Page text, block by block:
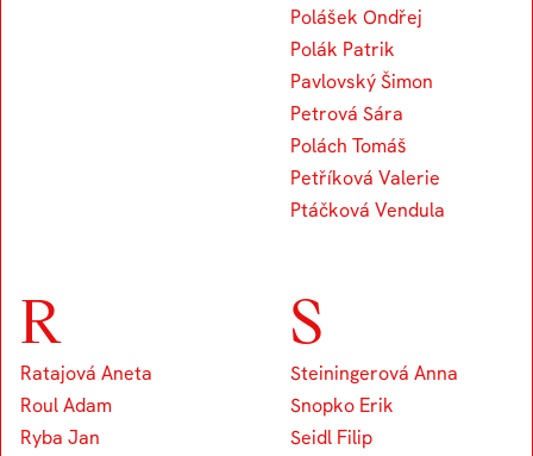
Polášek Ondřej
Polák Patrik
Pavlovský Šimon
Petrová Sára
Polách Tomáš
Petříková Valerie
Ptáčková Vendula
R
Ratajová Aneta
Roul Adam
Ryba Jan
S
Steiningerová Anna
Snopko Erik
Seidl Filip